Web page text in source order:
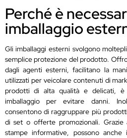
Perché è
imballaggio
Gli imballaggi esterni svolgono
semplice protezione del prodotto.
dagli agenti esterni, facilitano la
utilizzati per veicolare contenuti di
prodotti di alta qualità e delicati,
imballaggio per evitare danni.
consentono di raggruppare più
di set o offerte promozionali. Grazie
stampe informative, possono anche